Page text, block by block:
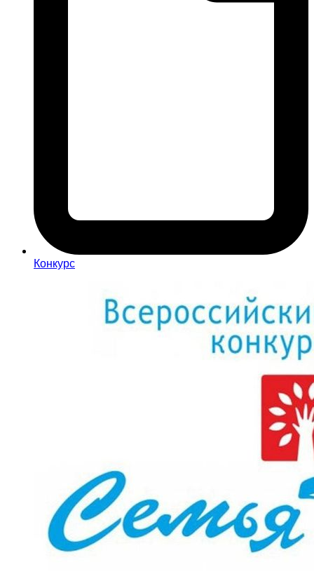
Конкурс